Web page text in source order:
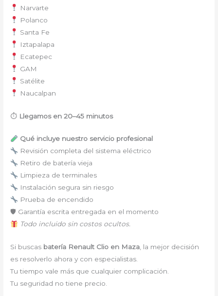
Narvarte
Polanco
Santa Fe
Iztapalapa
Ecatepec
GAM
Satélite
Naucalpan
⏱ Llegamos en 20–45 minutos
Qué incluye nuestro servicio profesional
Revisión completa del sistema eléctrico
Retiro de batería vieja
Limpieza de terminales
Instalación segura sin riesgo
Prueba de encendido
🛡 Garantía escrita entregada en el momento
Todo incluido sin costos ocultos.
Si buscas batería Renault Clio en Maza, la mejor decisión
es resolverlo ahora y con especialistas.
Tu tiempo vale más que cualquier complicación.
Tu seguridad no tiene precio.